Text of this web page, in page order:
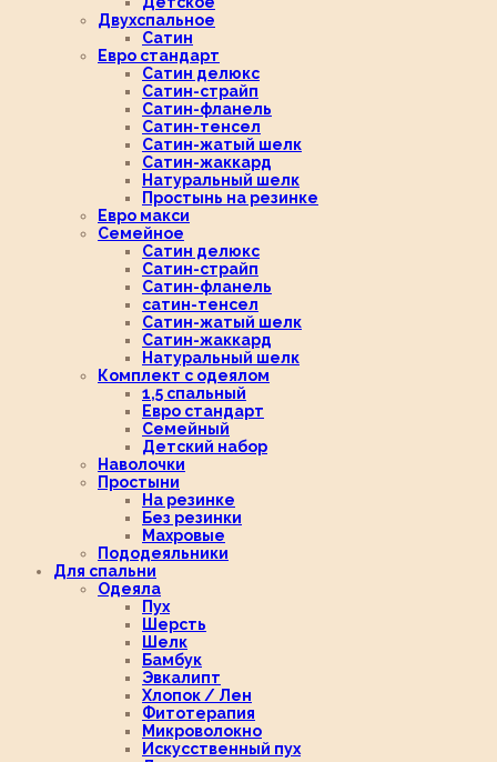
Двухспальное
Сатин
Евро стандарт
Сатин делюкс
Сатин-страйп
Сатин-фланель
Сатин-тенсел
Сатин-жатый шелк
Сатин-жаккард
Натуральный шелк
Простынь на резинке
Евро макси
Семейное
Сатин делюкс
Сатин-страйп
Сатин-фланель
сатин-тенсел
Сатин-жатый шелк
Сатин-жаккард
Натуральный шелк
Комплект с одеялом
1,5 спальный
Евро стандарт
Семейный
Детский набор
Наволочки
Простыни
На резинке
Без резинки
Махровые
Пододеяльники
Для спальни
Одеяла
Пух
Шерсть
Шелк
Бамбук
Эвкалипт
Хлопок / Лен
Фитотерапия
Микроволокно
Искусственный пух